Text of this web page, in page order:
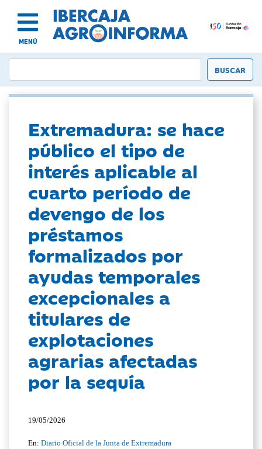
MENÚ
Extremadura: se hace
público el tipo de
interés aplicable al
cuarto período de
devengo de los
préstamos
formalizados por
ayudas temporales
excepcionales a
titulares de
explotaciones
agrarias afectadas
por la sequía
19/05/2026
En:Diario Oficial de la Junta de Extremadura